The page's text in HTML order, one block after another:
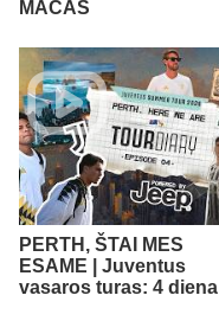
MAČAS
PERTH, ŠTAI MES
ESAME | Juventus
vasaros turas: 4 diena